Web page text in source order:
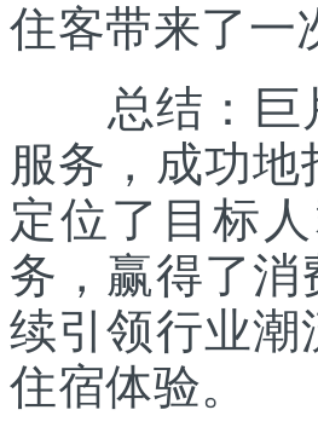
住客带来了一
总结：巨片
服务，成功
定位了目标
务，赢得了
续引领行业潮
住宿体验。